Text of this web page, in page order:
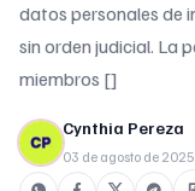
datos personales de
sin orden judicial. La
miembros []
Cynthia Pereza
03 de agosto de 2025